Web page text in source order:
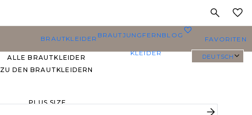
BRAUTKLEIDER
ALLE BRAUTKLEIDER
ZU DEN BRAUTKLEIDERN
PLUS SIZE
BRAUTJUNGFERN
KLEIDER
BLOG FAVORITEN
DEUTSCH